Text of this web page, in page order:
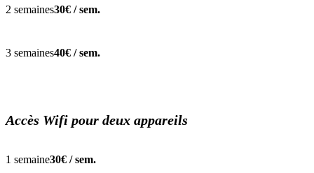
2 semaines30€ / sem.
3 semaines40€ / sem.
Accès Wifi pour deux appareils
1 semaine30€ / sem.